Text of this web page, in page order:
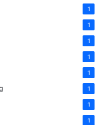
1
1
1
1
1
1
1
1